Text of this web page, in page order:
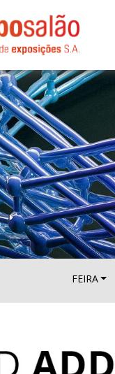
FEIRA